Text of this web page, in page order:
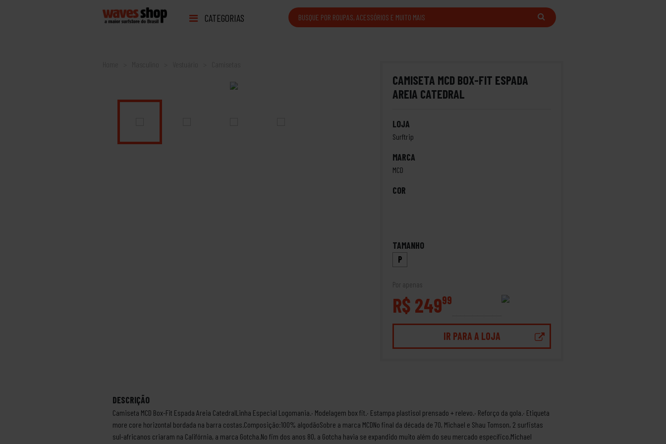
CATEGORIAS
Home Camisetas
CAMISETA MCD BOX-FIT ESPADA
AREIA CATEDRAL
LOJA
Surftrip
MARCA
MCD
COR
TAMANHO
P
Por apenas
R$ 24999
IR PARA A LOJA
DESCRIÇÃO
Camiseta MCD Box-Fit Espada Areia CatedralLinha Especial Logomania.· Modelagem box fit.· Estampa plastisol prensado + relevo.· Reforço da gola.· Etiqueta
more core horizontal bordada na barra costas.Composição:100% algodãoSobre a marca MCDNo final da década de 70, Michael e Shau Tomson, 2 surfistas
sul-africanos criaram na Califórnia, a marca Gotcha.No fim dos anos 80, a Gotcha havia se expandido muito além do seu mercado específico.Michael